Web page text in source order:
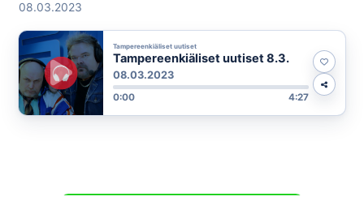
08.03.2023
Tampereenkiäliset uutiset
Tampereenkiäliset uutiset 8.3.
08.03.2023
0:00 4:27